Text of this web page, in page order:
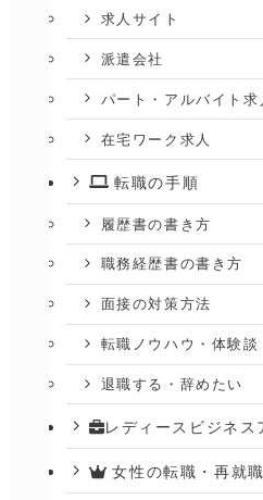
求人サイト
派遣会社
パート・アルバイト求
在宅ワーク求人
転職の手順
履歴書の書き方
職務経歴書の書き方
面接の対策方法
転職ノウハウ・体験談
退職する・辞めたい
レディースビジネス
女性の転職・再就職